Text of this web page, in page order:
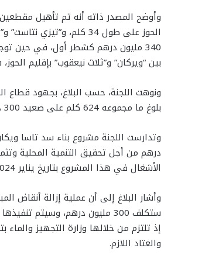
340 مليون درهم كشطر أول، في حين
بين “ويركان” و”ثلاث نيعقوب” بإقليم
ونوهت اللجنة، حسب البلاغ، بجهود قطاع
بلوغ ما مجموعه 624 كلم على صعيد 300 دوار، وأربعة أقاليم.
درهم من أجل تحقيق التنمية المحلية
الأشغال في هذا المشروع بتاريخ يناير 2024.
ستكلف 300 مليون درهم، وسيتم
إذ تلتزم من خلالها وزارة التجهيز والماء
والعتاد اللازم.‏